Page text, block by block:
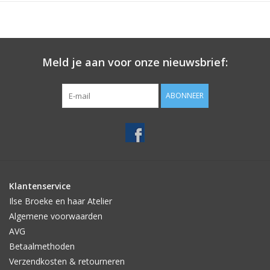
Meld je aan voor onze nieuwsbrief:
ABONNEER
Klantenservice
Ilse Broeke en haar Atelier
Algemene voorwaarden
AVG
Betaalmethoden
Verzendkosten & retourneren